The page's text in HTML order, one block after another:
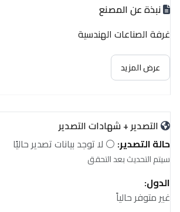
نبذة عن المصنع
غرفة الصناعات الهندسية
عرض المزيد
التصدير + شهادات التصدير
حالة التصدير: ⚪ لا توجد بيانات تصدير حاليًا
سيتم التحديث بعد التحقق
الدول:
غير متوفر حالياً